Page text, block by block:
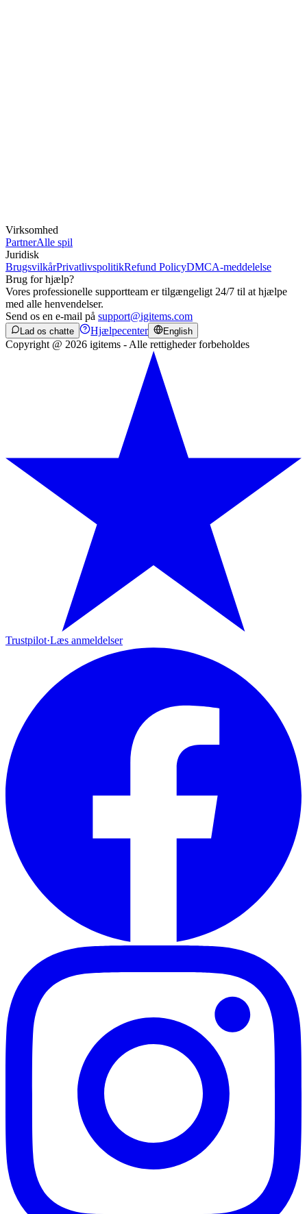
Virksomhed
PartnerAlle spil
Juridisk
BrugsvilkårPrivatlivspolitikRefund PolicyDMCA-meddelelse
Brug for hjælp?
Vores professionelle supportteam er tilgængeligt 24/7 til at hjælpe
med alle henvendelser.
Send os en e-mail på support@igitems.com
Lad os chatte Hjælpecenter English
Copyright @ 2026 igitems - Alle rettigheder forbeholdes
Trustpilot·Læs anmeldelser